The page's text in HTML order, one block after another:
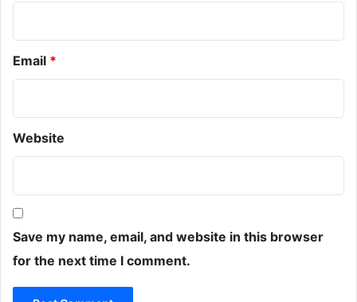
Email *
Website
Save my name, email, and website in this browser
for the next time I comment.